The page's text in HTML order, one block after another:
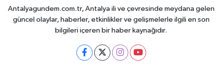
Antalyagundem.com.tr, Antalya ili ve çevresinde meydana gelen
güncel olaylar, haberler, etkinlikler ve gelişmelerle ilgili en son
bilgileri içeren bir haber kaynağıdır.